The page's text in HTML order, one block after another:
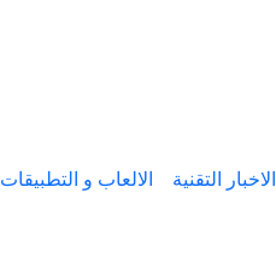
الاخبار التقنية الالعاب و التطبيقات